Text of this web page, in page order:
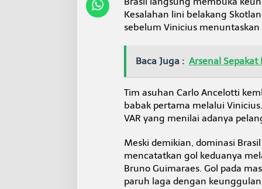
Kesalahan lini belakang
sebelum Vinicius
Baca Juga : Arsenal
Tim asuhan Carlo Ancelotti
babak pertama melalui
VAR yang menilai adanya
Meski demikian, dominasi
mencatatkan gol keduanya
Bruno Guimaraes. Gol pada
paruh laga dengan